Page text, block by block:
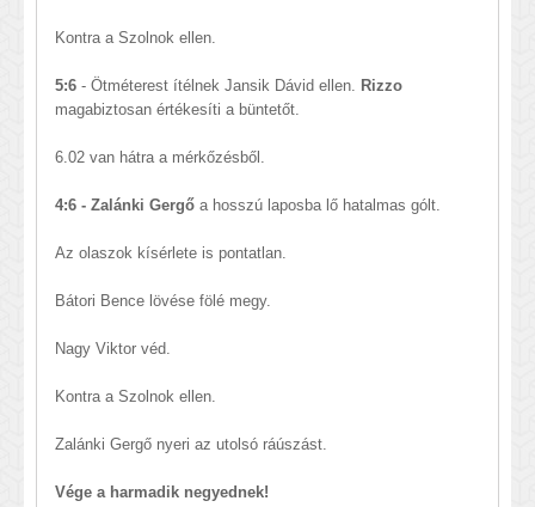
Kontra a Szolnok ellen.
5:6 - Ötméterest ítélnek Jansik Dávid ellen.
Rizzo
magabiztosan értékesíti a büntetőt.
6.02 van hátra a mérkőzésből.
4:6 - Zalánki Gergő a hosszú laposba lő hatalmas gólt.
Az olaszok kísérlete is pontatlan.
Bátori Bence lövése fölé megy.
Nagy Viktor véd.
Kontra a Szolnok ellen.
Zalánki Gergő nyeri az utolsó ráúszást.
Vége a harmadik negyednek!